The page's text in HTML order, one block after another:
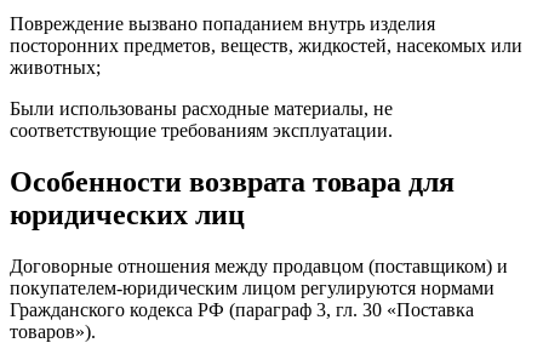
Повреждение вызвано попаданием внутрь изделия
посторонних предметов, веществ, жидкостей, насекомых или
животных;
Были использованы расходные материалы, не
соответствующие требованиям эксплуатации.
Особенности возврата товара для
юридических лиц
Договорные отношения между продавцом (поставщиком) и
покупателем-юридическим лицом регулируются нормами
Гражданского кодекса РФ (параграф 3, гл. 30 «Поставка
товаров»).